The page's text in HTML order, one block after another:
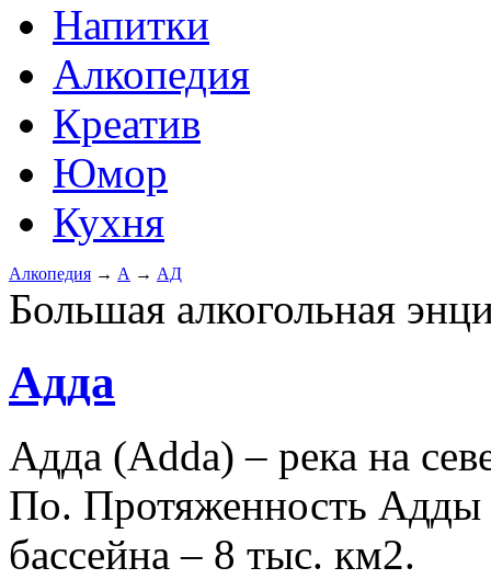
Напитки
Алкопедия
Креатив
Юмор
Кухня
Алкопедия → А → АД
Большая алкогольная
Адда
Адда (Adda) – река на
По. Протяженность Адды
бассейна – 8 тыс. км2.